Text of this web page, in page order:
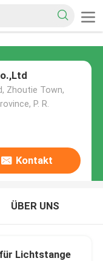
Zhoutie Town,
P. R.
Kontakt
ÜBER UNS
Lichtstange